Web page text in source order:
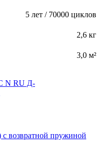
5 лет / 70000 циклов
2,6 кг
3,0 м²
N RU Д-